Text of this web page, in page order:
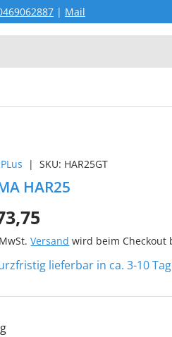
| Mail
|SKU: HAR25GT
HAR25
Versand wird beim Checkout
lieferbar in ca. 3-10